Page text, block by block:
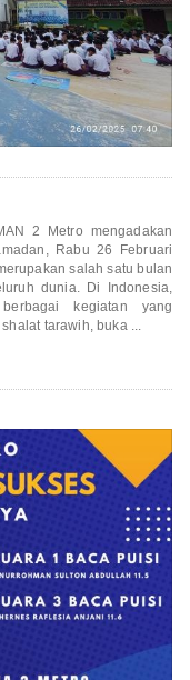
2 Metro mengadakan
Rabu 26 Februari
salah satu bulan
dunia. Di Indonesia,
kegiatan yang
tarawih, buka ...